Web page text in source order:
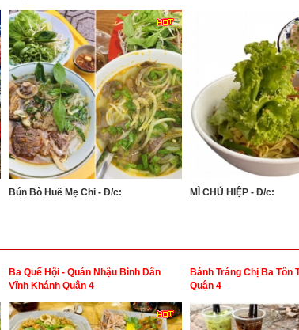
Bún Bò Huế Mẹ Chi - Đ/c: MÌ CHÚ HIỆP - Đ/c:
Ba Quế Hội - Quán Nhậu Bình Dân
Vĩnh Khánh Quận 4
Bánh Tráng Chị Ba Tôn
Quận 4